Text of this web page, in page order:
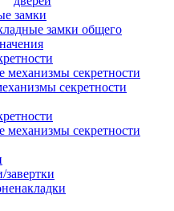
замки
замки общего
механизмы секретности
секретности
механизмы секретности